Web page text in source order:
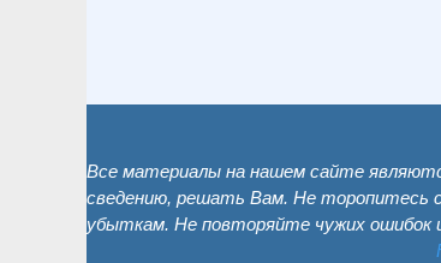
Все материалы на нашем сайте
сведению, решать Вам. Не торопитесь
убыткам. Не повторяйте чужих ошибок